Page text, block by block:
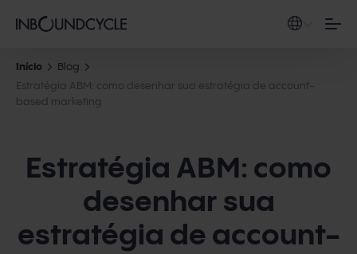
Início
Blog
Estratégia ABM: como desenhar sua estratégia de account-
based marketing
Estratégia ABM: como
desenhar sua
estratégia de account-